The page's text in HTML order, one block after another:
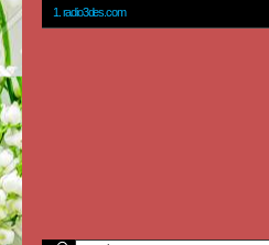
1. radio3des.com